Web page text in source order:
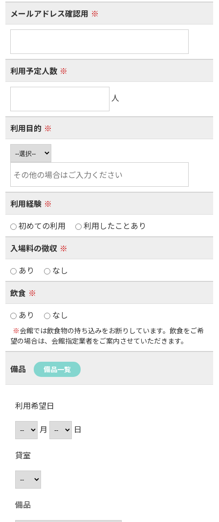
メールアドレス確認用 ※
利用予定人数 ※
人
利用目的 ※
利用経験 ※
初めての利用
利用したことあり
入場料の徴収 ※
あり
なし
飲食 ※
あり
なし
※会館では飲食物の持ち込みをお断りしています。飲食をご希
望の場合は、会館指定業者をご案内させていただきます。
備品 備品一覧
利用希望日
月
日
貸室
備品